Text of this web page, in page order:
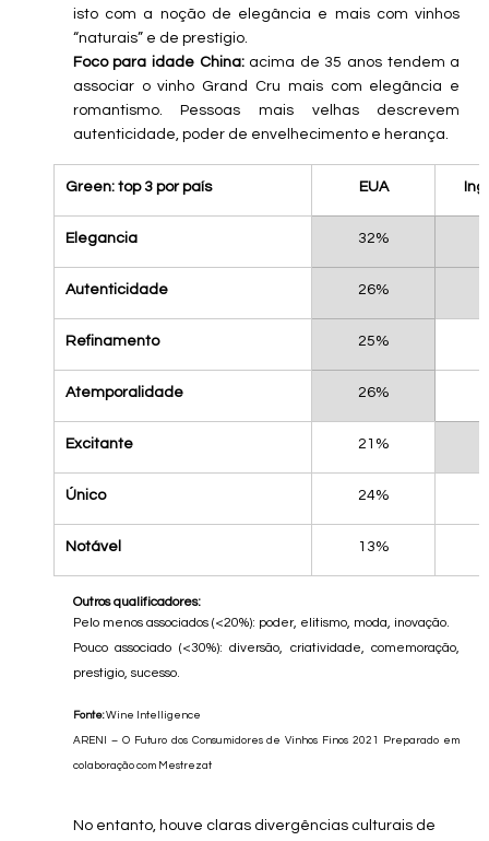
isto com a noção de elegância e mais com vinhos
“naturais” e de prestígio.
Foco para idade China: acima de 35 anos tendem a
associar o vinho Grand Cru mais com elegância e
romantismo. Pessoas mais velhas descrevem
autenticidade, poder de envelhecimento e herança.
Green: top 3 por país EUA
Elegancia 32%
Autenticidade 26%
Refinamento 25%
Atemporalidade 26%
Excitante 21%
Único 24%
Notável 13%
Outros qualificadores:
Pelo menos associados (<20%): poder, elitismo, moda, inovação.
Pouco associado (<30%): diversão, criatividade, comemoração,
prestigio, sucesso.
Fonte: Wine Intelligence
ARENI – O Futuro dos Consumidores de Vinhos Finos 2021 Preparado em
colaboração com Mestrezat
No entanto, houve claras divergências culturais de